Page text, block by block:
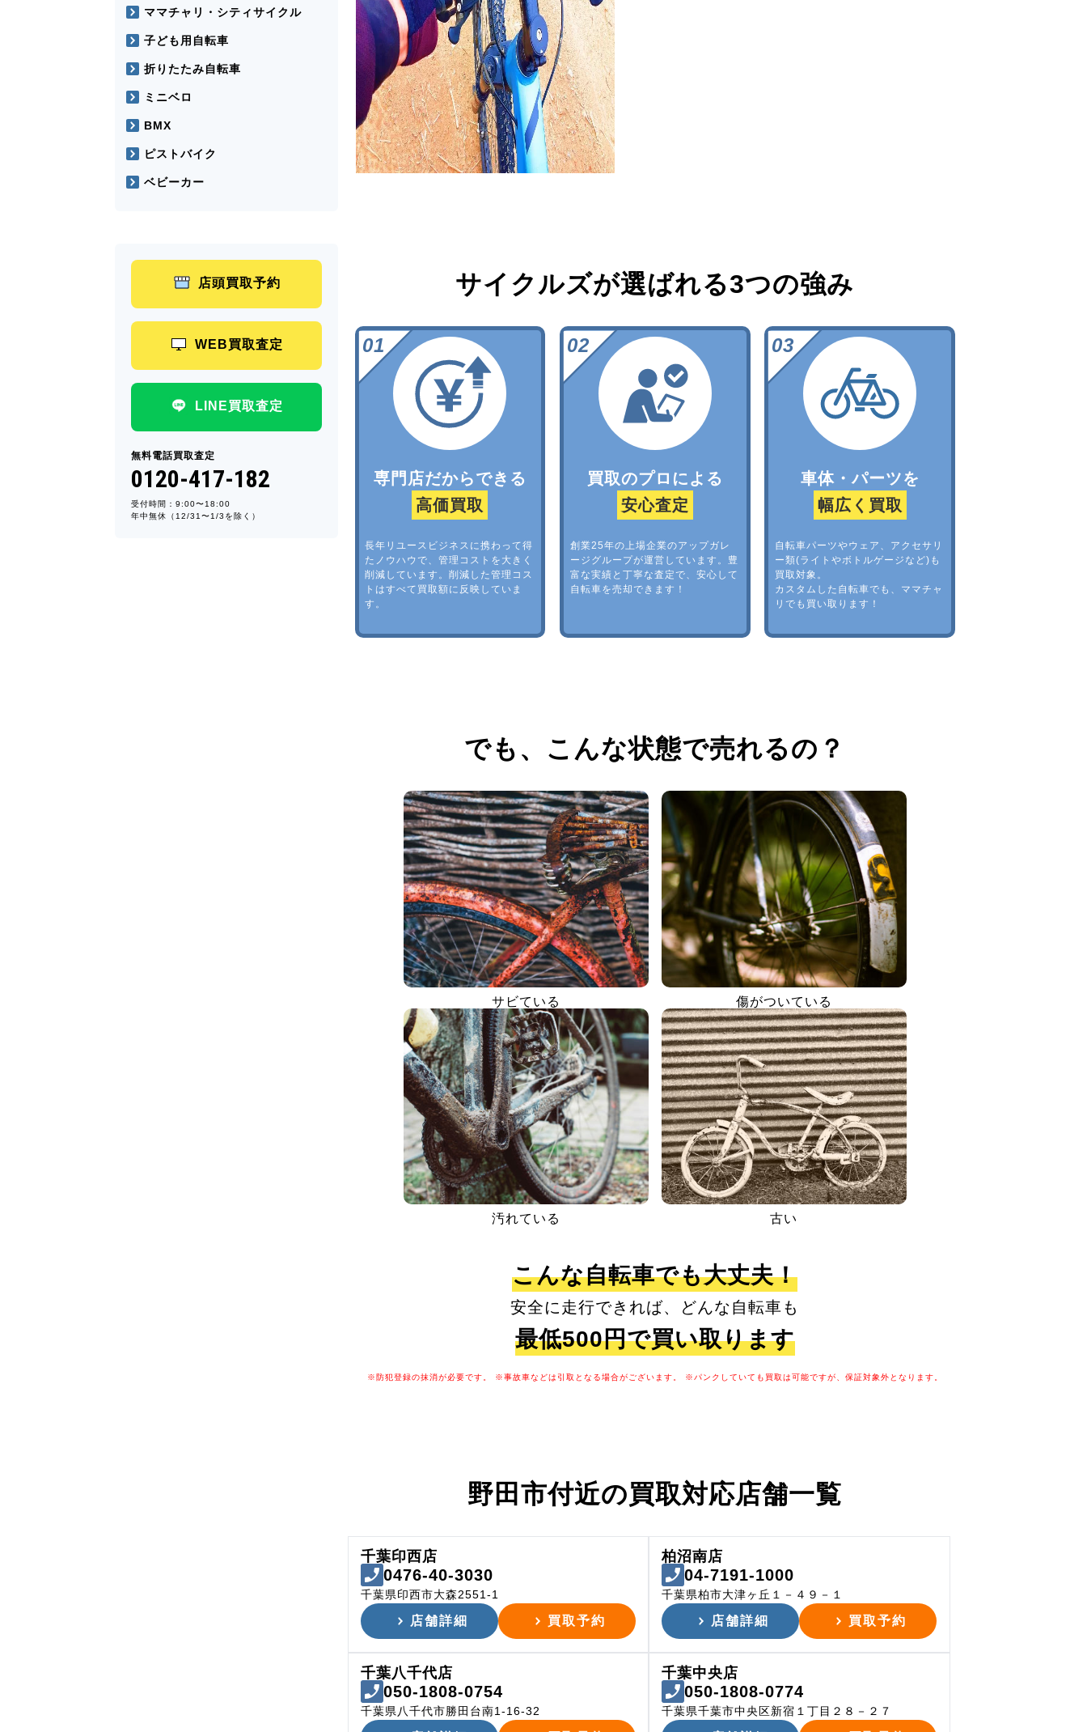
サイクルズが選ばれる3つの強み
専門店だからできる
高価買取
長年リユースビジネスに携わって得
たノウハウで、管理コストを大きく
削減しています。削減した管理コス
トはすべて買取額に反映していま
す。
買取のプロによる
安心査定
創業25年の上場企業のアップガレ
ージグループが運営しています。豊
富な実績と丁寧な査定で、安心して
自転車を売却できます！
車体・パーツを
幅広く買取
自転車パーツやウェア、アクセサリ
ー類(ライトやボトルゲージなど)も
買取対象。
カスタムした自転車でも、ママチャ
リでも買い取ります！
でも、 こんな状態で売れるの？
サビている 傷がついている
汚れている 古い
こんな自転車でも大丈夫！
安全に走行できれば、どんな自転車も
最低500円で買い取ります
※防犯登録の抹消が必要です。 ※事故車などは引取となる場合がございます。 ※パンクしていても買取は可能ですが、保証対象外となります。
野田市付近の買取対応店舗一覧
千葉印西店
0476-40-3030
千葉県印西市大森2551-1
店舗詳細 買取予約
柏沼南店
04-7191-1000
千葉県柏市大津ヶ丘１－４９－１
店舗詳細 買取予約
千葉八千代店
050-1808-0754
千葉県八千代市勝田台南1-16-32
千葉中央店
050-1808-0774
千葉県千葉市中央区新宿１丁目２８－２７
ママチャリ・シティサイクル
子ども用自転車
折りたたみ自転車
ミニベロ
BMX
ピストバイク
ベビーカー
店頭買取予約
WEB買取査定
LINE買取査定
無料電話買取査定
0120-417-182
受付時間：9:00〜18:00
年中無休（12/31〜1/3を除く）